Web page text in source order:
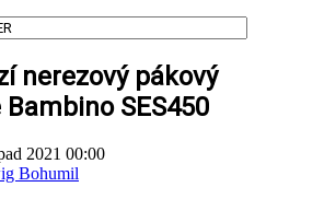
nerezový pákový
Bambino SES450
2021 00:00
Bohumil